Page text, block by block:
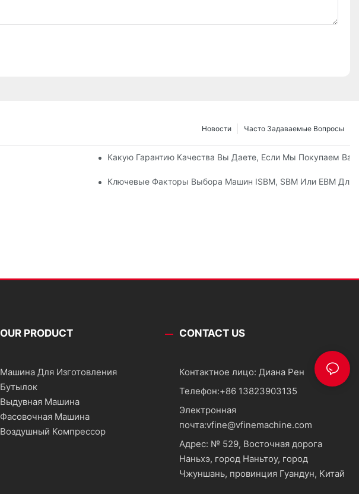
Часто Задаваемые Вопросы
Новости
Какую Гарантию Качества Вы Даете, Если Мы Покупаем
Ключевые Факторы Выбора Машин ISBM, SBM Или EBM Для
OUR PRODUCT
Машина Для Изготовления
Бутылок
Выдувная Машина
Фасовочная Машина
Воздушный Компрессор
CONTACT US
Контактное лицо: Диана Рен
Телефон:+86 13823903135
Электронная
почта:vfine@vfinemachine.com
Адрес: № 529, Восточная дорога
Наньхэ, город Наньтоу, город
Чжуншань, провинция Гуандун, Китай